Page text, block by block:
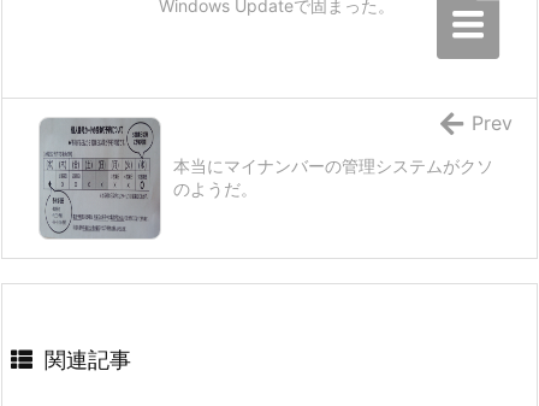
Windows Updateで固まった。
本当にマイナンバーの管理システムがクソ
のようだ。
Prev
関連記事